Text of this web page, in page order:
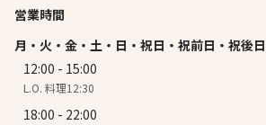
営業時間
月・火・金・土・日・祝日・祝前日・祝後日
12:00 - 15:00
L.O. 料理12:30
18:00 - 22:00